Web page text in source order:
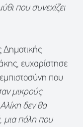
που συνεχίζει
Δημοτικής
ευχαρίστησε
εμπιστοσύνη που
μικρούς
δεν θα
μια πόλη που